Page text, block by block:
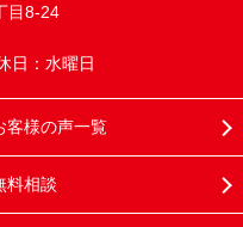
目8-24
日：水曜日
客様の声一覧
料相談